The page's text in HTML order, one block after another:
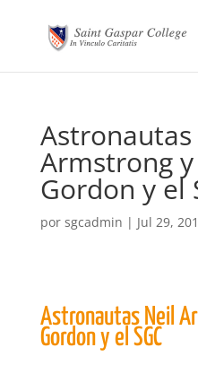
Armstrong
Gordon y el
por sgcadmin | Jul 29,
Astronautas Neil
Gordon y el SGC